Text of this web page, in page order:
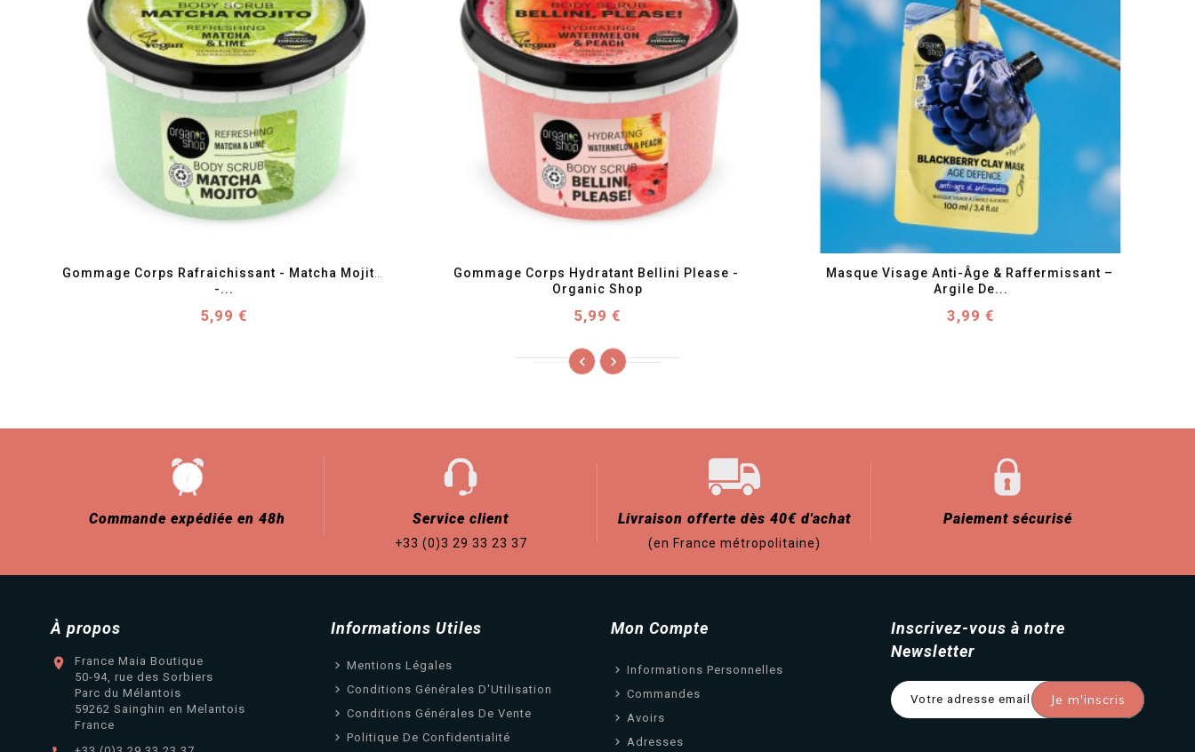
favorite_border visibility
Gommage Corps Rafraichissant - Matcha Mojito
-...
Prix
5,99 €
favorite_border visibility
Gommage Corps Hydratant Bellini Please -
Organic Shop
Prix
5,99 €
favorite_border
Masque Visage Anti-Âge & Raffermissant –
Argile De...
Prix
3,99 €
 
Commande expédiée en 48h Service client
+33 (0)3 29 33 23 37
Livraison offerte dès 40€ d'achat
(en France métropolitaine)
Paiement sécurisé
À propos

France Maia Boutique
50-94, rue des Sorbiers
Parc du Mélantois
59262 Sainghin en Melantois
France
Informations Utiles
Mentions Légales
Conditions Générales D'Utilisation
Conditions Générales De Vente
Politique De Confidentialité
Mon Compte
Informations Personnelles
Commandes
Avoirs
Adresses
Inscrivez-vous à notre
Newsletter